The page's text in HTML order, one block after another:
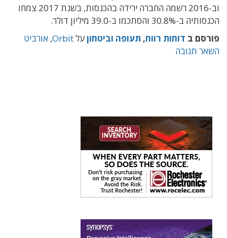
וב-2016 רשמה החברה ירידה בהכנסות, בשנת 2017 צמחו
הכנסותיה ב-30.8% והסתכמו ב-39.0 מיליון דולר.
פורסם ב דוחות רווח, תעופה וביטחוןעלOrbit
, אורביט
השאר תגובה